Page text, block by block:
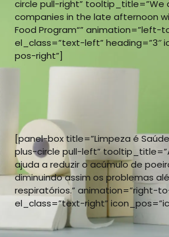
circle pull-right” tooltip_title=”We
companies in the late afternoon
Food Program“” animation=”left-
el_class=”text-left” heading=”3″
pos-right”]
[panel-box title=”Limpeza é
plus-circle pull-left”
ajuda a reduzir o acúmulo de
diminuindo assim os problemas
respiratórios.” animation=”right-
el_class=”text-right”